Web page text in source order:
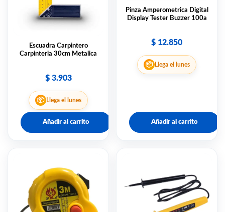
Escuadra Carpintero
Carpinteria 30cm Metalica
$3.903
📦 Llega el lunes
Añadir al carrito
Pinza Amperometrica Digital
Display Tester Buzzer 100a
$ 12.850
📦 Llega el lunes
Añadir al carrito